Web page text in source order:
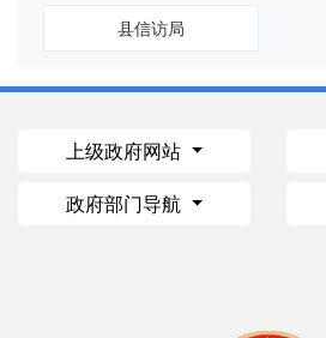
县信访局
上级政府网站
政府部门导航